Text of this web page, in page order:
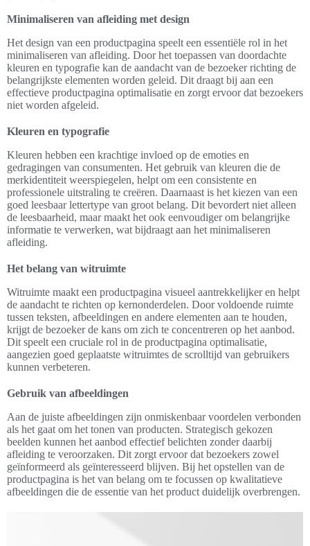
Minimaliseren van afleiding met design
Het design van een productpagina speelt een essentiële rol in het
minimaliseren van afleiding. Door het toepassen van doordachte
kleuren en typografie kan de aandacht van de bezoeker richting de
belangrijkste elementen worden geleid. Dit draagt bij aan een
effectieve productpagina optimalisatie en zorgt ervoor dat bezoekers
niet worden afgeleid.
Kleuren en typografie
Kleuren hebben een krachtige invloed op de emoties en
gedragingen van consumenten. Het gebruik van kleuren die de
merkidentiteit weerspiegelen, helpt om een consistente en
professionele uitstraling te creëren. Daarnaast is het kiezen van een
goed leesbaar lettertype van groot belang. Dit bevordert niet alleen
de leesbaarheid, maar maakt het ook eenvoudiger om belangrijke
informatie te verwerken, wat bijdraagt aan het minimaliseren
afleiding.
Het belang van witruimte
Witruimte maakt een productpagina visueel aantrekkelijker en helpt
de aandacht te richten op kernonderdelen. Door voldoende ruimte
tussen teksten, afbeeldingen en andere elementen aan te houden,
krijgt de bezoeker de kans om zich te concentreren op het aanbod.
Dit speelt een cruciale rol in de productpagina optimalisatie,
aangezien goed geplaatste witruimtes de scrolltijd van gebruikers
kunnen verbeteren.
Gebruik van afbeeldingen
Aan de juiste afbeeldingen zijn onmiskenbaar voordelen verbonden
als het gaat om het tonen van producten. Strategisch gekozen
beelden kunnen het aanbod effectief belichten zonder daarbij
afleiding te veroorzaken. Dit zorgt ervoor dat bezoekers zowel
geïnformeerd als geïnteresseerd blijven. Bij het opstellen van de
productpagina is het van belang om te focussen op kwalitatieve
afbeeldingen die de essentie van het product duidelijk overbrengen.